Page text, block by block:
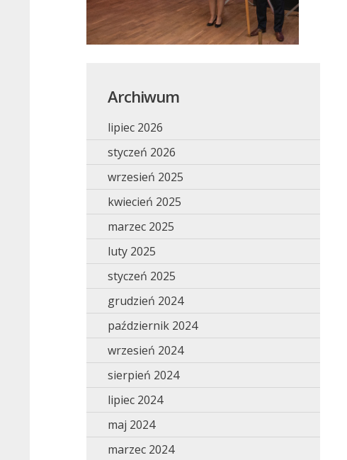
Archiwum
lipiec 2026
styczeń 2026
wrzesień 2025
kwiecień 2025
marzec 2025
luty 2025
styczeń 2025
grudzień 2024
październik 2024
wrzesień 2024
sierpień 2024
lipiec 2024
maj 2024
marzec 2024